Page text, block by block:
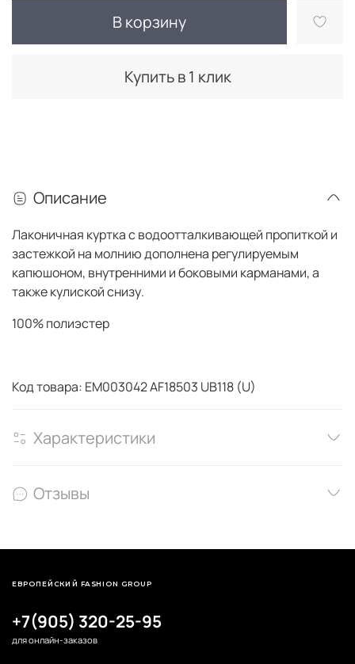
В корзину
Купить в 1 клик
Описание
Лаконичная куртка с водоотталкивающей пропиткой и
застежкой на молнию дополнена регулируемым
капюшоном, внутренними и боковыми карманами, а
также кулиской снизу.
100% полиэстер
Код товара: EM003042 AF18503 UB118 (U)
Характеристики
Отзывы
+7(905) 320-25-95
для онлайн-заказов
ЕВРОПЕЙСКИЙ FASHION GROUP